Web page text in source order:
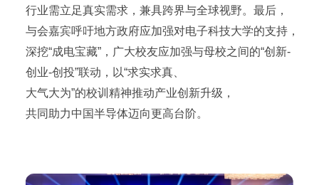
行业需立足真实需求，兼具跨界与全球视野。最后，
与会嘉宾呼吁地方政府应加强对电子科技大学的支持，
深挖“成电宝藏”，广大校友应加强与母校之间的“创新-
创业-创投”联动，以“求实求真、
大气大为”的校训精神推动产业创新升级，
共同助力中国半导体迈向更高台阶。